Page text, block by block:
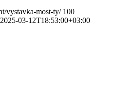
vystavka-most-ty/ 100
2025-03-12T18:53:00+03:00